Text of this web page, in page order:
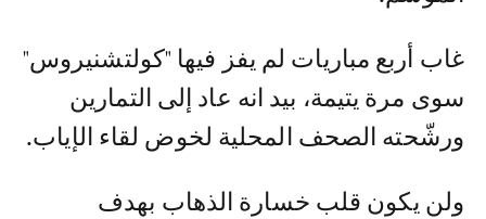
غاب أربع مباريات لم يفز فيها "كولتشنيروس"
سوى مرة يتيمة، بيد انه عاد إلى التمارين
ورشّحته الصحف المحلية لخوض لقاء الإياب.
ولن يكون قلب خسارة الذهاب بهدف